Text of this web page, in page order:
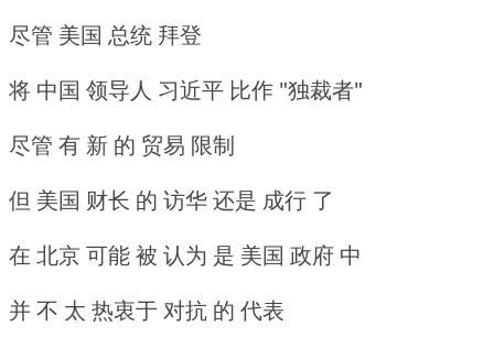
尽管 美国 总统 拜登
将 中国 领导人 习近平 比作 "独裁者"
尽管 有 新 的 贸易 限制
但 美国 财长 的 访华 还是 成行 了
在 北京 可能 被 认为 是 美国 政府 中
并 不 太 热衷于 对抗 的 代表